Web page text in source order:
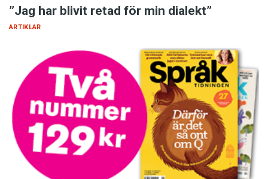
”Jag har blivit retad för min dialekt”
ARTIKLAR